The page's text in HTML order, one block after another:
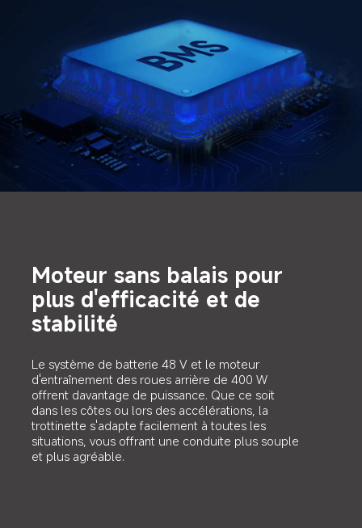
Moteur sans balais pour
plus d'efficacité et de
stabilité
Le système de batterie 48 V et le moteur
d'entraînement des roues arrière de 400 W
offrent davantage de puissance. Que ce soit
dans les côtes ou lors des accélérations, la
trottinette s'adapte facilement à toutes les
situations, vous offrant une conduite plus souple
et plus agréable.